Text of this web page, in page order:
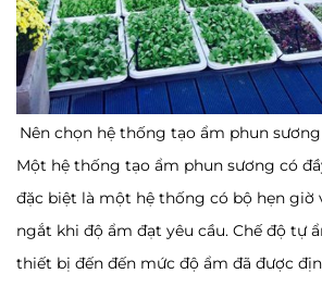
Nên chọn hệ thống tạo ẩm phun
Một hệ thống tạo ẩm phun sương có
đặc biệt là một hệ thống có bộ hẹn giờ
ngắt khi độ ẩm đạt yêu cầu. Chế độ tự
thiết bị đến đến mức độ ẩm đã được